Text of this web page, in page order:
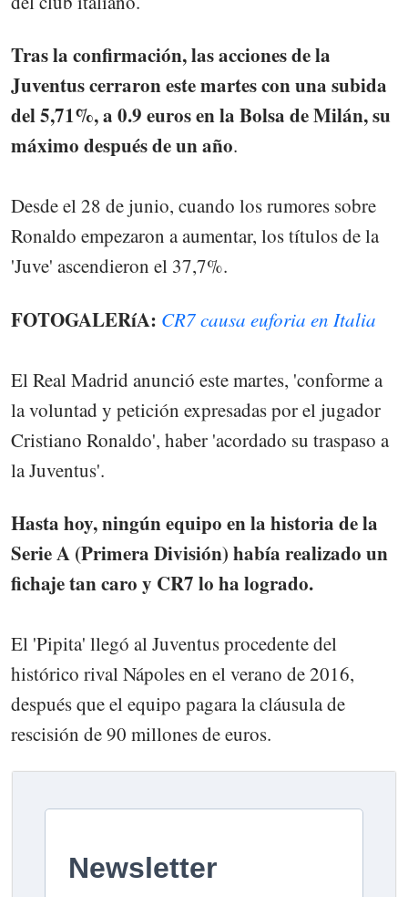
Tras la confirmación, las acciones de la
Juventus cerraron este martes con una subida
del 5,71%, a 0.9 euros en la Bolsa de Milán, su
máximo después de un año.
Desde el 28 de junio, cuando los rumores sobre
Ronaldo empezaron a aumentar, los títulos de la
'Juve' ascendieron el 37,7%.
FOTOGALERíA: CR7 causa euforia en Italia
El Real Madrid anunció este martes, 'conforme a
la voluntad y petición expresadas por el jugador
Cristiano Ronaldo', haber 'acordado su traspaso a
la Juventus'.
Hasta hoy, ningún equipo en la historia de la
Serie A (Primera División) había realizado un
fichaje tan caro y CR7 lo ha logrado.
El 'Pipita' llegó al Juventus procedente del
histórico rival Nápoles en el verano de 2016,
después que el equipo pagara la cláusula de
rescisión de 90 millones de euros.